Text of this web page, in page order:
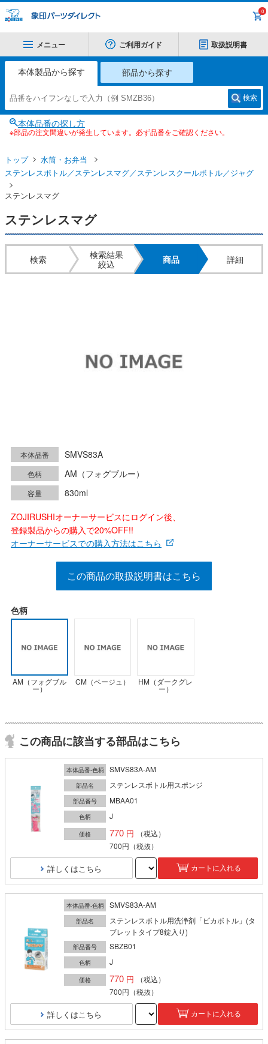
0
メニュー ご利用ガイド 取扱説明書
本体製品から探す 部品から探す
検索
本体品番の探し方
※部品の注文間違いが発生しています。必ず品番をご確認ください。
トップ
水筒・お弁当
ステンレスボトル／ステンレスマグ／ステンレスクールボトル／ジャグ
ステンレスマグ
ステンレスマグ
検索
検索結果
絞込
商品 詳細
本体品番 SMVS83A
色柄 AM（フォグブルー）
容量
830ml
ZOJIRUSHIオーナーサービスにログイン後、
登録製品からの購入で20%OFF!!
オーナーサービスでの購入方法はこちら
この商品の取扱説明書はこちら
色柄
AM（フォグブル
ー）
CM（ベージュ） HM（ダークグレ
ー）
この商品に該当する部品はこちら
本体品番-色柄 SMVS83A-AM
部品名 ステンレスボトル用スポンジ
部品番号 MBAA01
色柄 J
価格 770
（税込）
700円 （税抜）
詳しくはこちら カートに入れる
本体品番-色柄 SMVS83A-AM
部品名
ステンレスボトル用洗浄剤「ピカボトル」(タ
ブレットタイプ8錠入り)
部品番号 SBZB01
色柄 J
価格 770
（税込）
700円 （税抜）
詳しくはこちら カートに入れる